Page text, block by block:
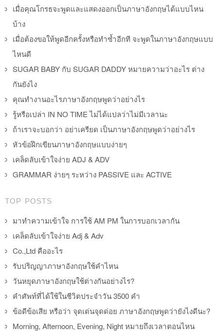
เมื่อคุณโกรธจะพูดและแสดงออกเป็นภาษาอังกฤษได้แบบไหน
บ้าง
เมื่อต้องขอให้พูดอีกครั้งหรือทำซ้ำอีกที จะพูดในภาษาอังกฤษแบบ
ไหนดี
SUGAR BABY กับ SUGAR DADDY หมายความว่าอะไร ต่าง
กันยังไง
คุณทำงานอะไรภาษาอังกฤษพูดว่าอย่างไร
รู้หรือเปล่า IN NO TIME ไม่ได้แปลว่าไม่มีเวลานะ
ถ้าเราจะบอกว่า อย่าเครียด เป็นภาษาอังกฤษพูดว่าอย่างไร
หัวข้อฝึกเขียนภาษาอังกฤษแบบง่ายๆ
เคล็ดลับเข้าใจง่าย ADJ & ADV
GRAMMAR ง่ายๆ ระหว่าง PASSIVE และ ACTIVE
TOP POSTS
มาทำความเข้าใจ การใช้ AM PM ในการบอกเวลากัน
เคล็ดลับเข้าใจง่าย Adj & Adv
Co.,Ltd คืออะไร
รับปริญญาภาษาอังกฤษใช้คำไหน
วันหยุดภาษาอังกฤษใช้ต่างกันอย่างไร?
คำศัพท์ที่ได้ใช้ในชีวิตประจำวัน 3500 คำ
ข้อดีข้อเสีย หรือว่า จุดเด่นจุดด่อย ภาษาอังกฤษพูดว่ายังไงดีนะ?
Morning, Afternoon, Evening, Night หมายถึงเวลาตอนไหน